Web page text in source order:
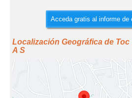
Acceda gratis al informe de
Localización Geográfica de
A S